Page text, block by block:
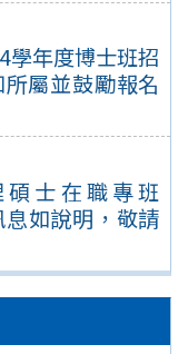
學年度博士班招
屬並鼓勵報名
士在職專班
如說明，敬請